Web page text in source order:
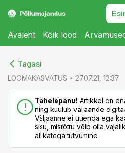
Avaleht Kõik lood
Tagasi
LOOMAKASVATUS 27.07.21, 12:37
Tähelepanu! Artikkel on
ning kuulub väljaande
Väljaanne ei uuenda ega
sisu, mistõttu võib olla
allikatega tutvumine